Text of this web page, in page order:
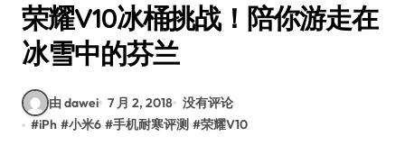
荣耀V10冰桶挑战！陪你游走在
冰雪中的芬兰
由 dawei 7 月 2, 2018 没有评论
#iPh #小米6 #手机耐寒评测 #荣耀V10